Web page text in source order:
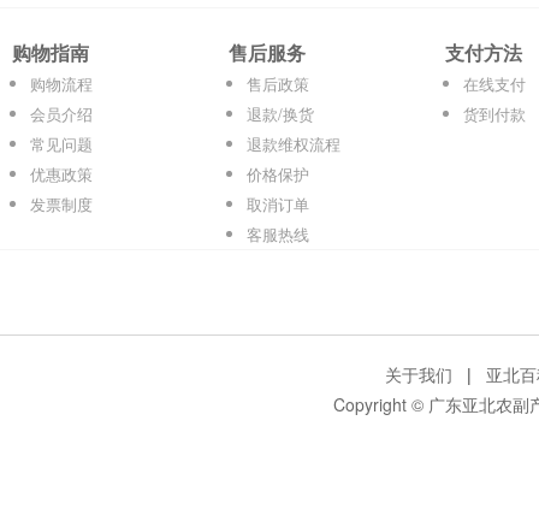
购物指南
购物流程
会员介绍
常见问题
优惠政策
发票制度
售后服务
售后政策
退款/换货
退款维权流程
价格保护
取消订单
客服热线
支付方法
在线支付
货到付款
关于我们 | 亚北
Copyright © 广东亚北农副